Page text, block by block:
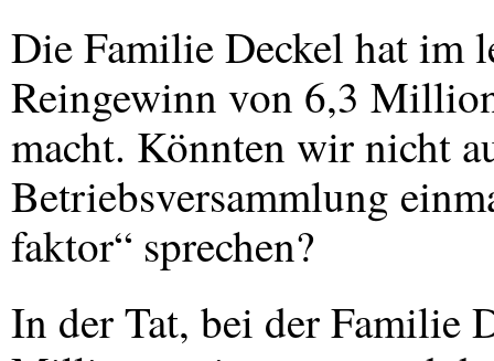
Die Familie Deckel hat im
Reingewinn von 6,3
macht. Könnten wir nicht
Betriebsversammlung
faktor“ sprechen?
In der Tat, bei der Familie